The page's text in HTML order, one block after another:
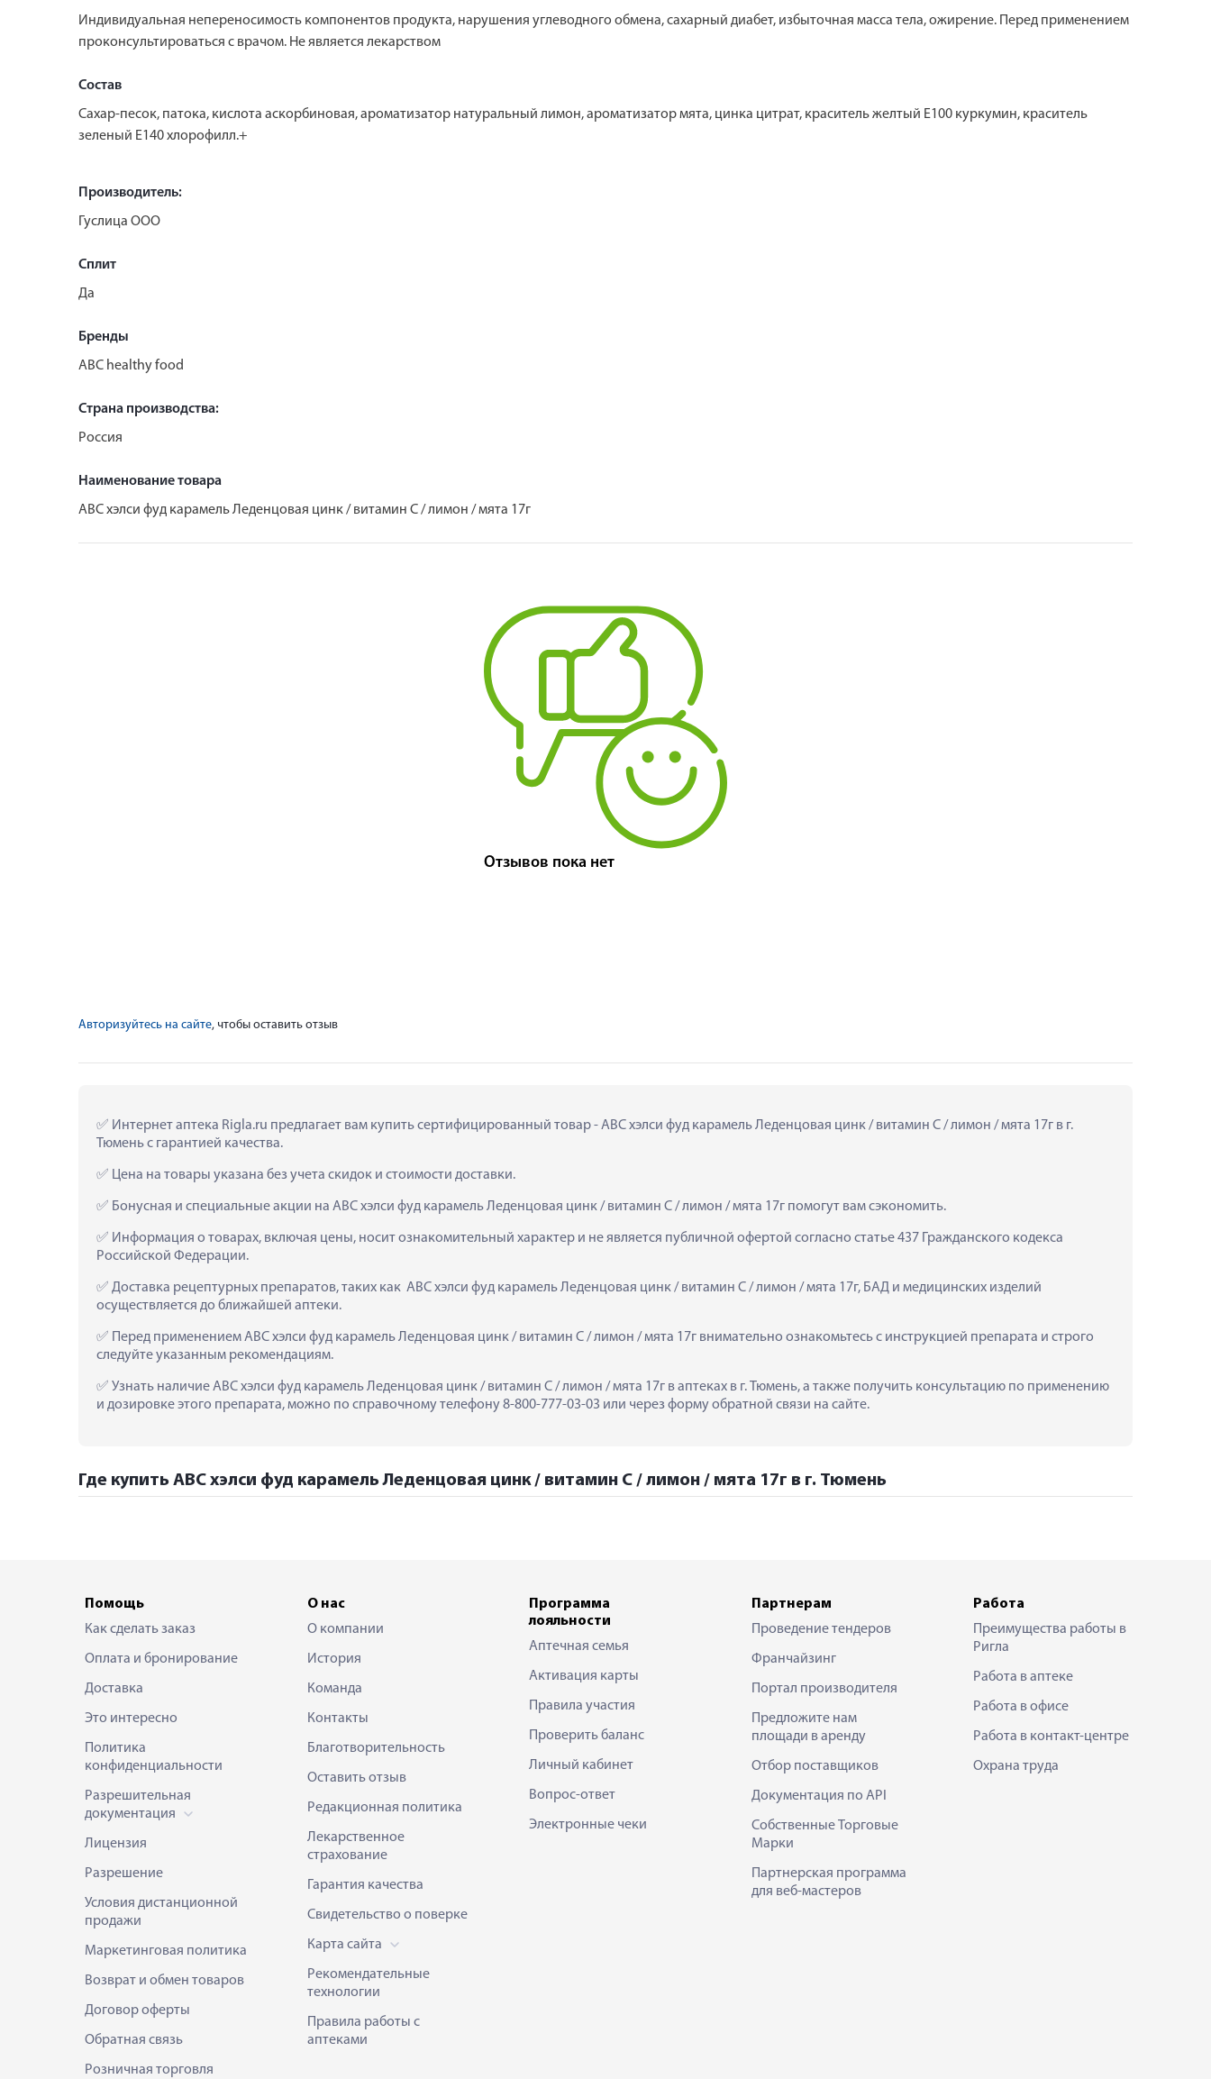
Индивидуальная непереносимость компонентов продукта, нарушения углеводного обмена, сахарный диабет, избыточная масса тела, ожирение. Перед применением
проконсультироваться с врачом. Не является лекарством
Состав
Сахар-песок, патока, кислота аскорбиновая, ароматизатор натуральный лимон, ароматизатор мята, цинка цитрат, краситель желтый Е100 куркумин, краситель
зеленый Е140 хлорофилл.+
Производитель:
Гуслица ООО
Сплит
Да
Бренды
ABC healthy food
Страна производства:
Россия
Наименование товара
АВС хэлси фуд карамель Леденцовая цинк / витамин C / лимон / мята 17г
Отзывов пока нет
Авторизуйтесь на сайте, чтобы оставить отзыв
Интернет аптека Rigla.ru предлагает вам купить сертифицированный товар - АВС хэлси фуд карамель Леденцовая цинк / витамин C / лимон / мята 17г в г.
Тюмень с гарантией качества.
Цена на товары указана без учета скидок и стоимости доставки.
Бонусная и специальные акции на АВС хэлси фуд карамель Леденцовая цинк / витамин C / лимон / мята 17г помогут вам сэкономить.
Информация о товарах, включая цены, носит ознакомительный характер и не является публичной офертой согласно статье 437 Гражданского кодекса
Российской Федерации.
Доставка рецептурных препаратов, таких как  АВС хэлси фуд карамель Леденцовая цинк / витамин C / лимон / мята 17г, БАД и медицинских изделий
осуществляется до ближайшей аптеки.
Перед применением АВС хэлси фуд карамель Леденцовая цинк / витамин C / лимон / мята 17г внимательно ознакомьтесь с инструкцией препарата и строго
следуйте указанным рекомендациям.
Узнать наличие АВС хэлси фуд карамель Леденцовая цинк / витамин C / лимон / мята 17г в аптеках в г. Тюмень, а также получить консультацию по применению
и дозировке этого препарата, можно по справочному телефону 8-800-777-03-03 или через форму обратной связи на сайте.
Где купить АВС хэлси фуд карамель Леденцовая цинк / витамин C / лимон / мята 17г в г. Тюмень
Помощь
Как сделать заказ
Оплата и бронирование
Доставка
Это интересно
Политика
конфиденциальности
Разрешительная
документация
Лицензия
Разрешение
Условия дистанционной
продажи
Маркетинговая политика
Возврат и обмен товаров
Договор оферты
Обратная связь
Розничная торговля
О нас
О компании
История
Команда
Контакты
Благотворительность
Оставить отзыв
Редакционная политика
Лекарственное
страхование
Гарантия качества
Свидетельство о поверке
Карта сайта
Рекомендательные
технологии
Правила работы с
аптеками
Программа
лояльности
Аптечная семья
Активация карты
Правила участия
Проверить баланс
Личный кабинет
Вопрос-ответ
Электронные чеки
Партнерам
Проведение тендеров
Франчайзинг
Портал производителя
Предложите нам
площади в аренду
Отбор поставщиков
Документация по API
Собственные Торговые
Марки
Партнерская программа
для веб-мастеров
Работа
Преимущества работы в
Ригла
Работа в аптеке
Работа в офисе
Работа в контакт-центре
Охрана труда